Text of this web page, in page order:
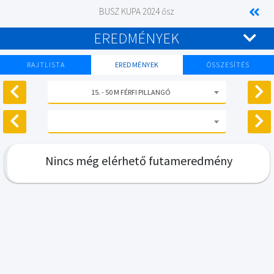
BUSZ KUPA 2024 ősz
EREDMÉNYEK
RAJTLISTA EREDMÉNYEK ÖSSZESÍTÉS
15. - 50 M FÉRFI PILLANGÓ
Nincs még elérhető futameredmény